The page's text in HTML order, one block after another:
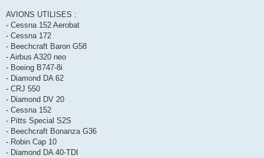
AVIONS UTILISES :
- Cessna 152 Aerobat
- Cessna 172
- Beechcraft Baron G58
- Airbus A320 neo
- Boeing B747-8i
- Diamond DA 62
- CRJ 550
- Diamond DV 20
- Cessna 152
- Pitts Special S2S
- Beechcraft Bonanza G36
- Robin Cap 10
- Diamond DA 40-TDI